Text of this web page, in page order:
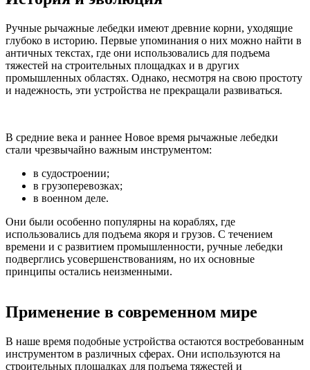
Ручные рычажные лебедки имеют древние корни, уходящие
глубоко в историю. Первые упоминания о них можно найти в
античных текстах, где они использовались для подъема
тяжестей на строительных площадках и в других
промышленных областях. Однако, несмотря на свою простоту
и надежность, эти устройства не прекращали развиваться.
В средние века и раннее Новое время рычажные лебедки
стали чрезвычайно важным инструментом:
в судостроении;
в грузоперевозках;
в военном деле.
Они были особенно популярны на кораблях, где
использовались для подъема якоря и грузов. С течением
времени и с развитием промышленности, ручные лебедки
подверглись усовершенствованиям, но их основные
принципы остались неизменными.
Применение в современном мире
В наше время подобные устройства остаются востребованным
инструментом в различных сферах. Они используются на
строительных площадках для подъема тяжестей и